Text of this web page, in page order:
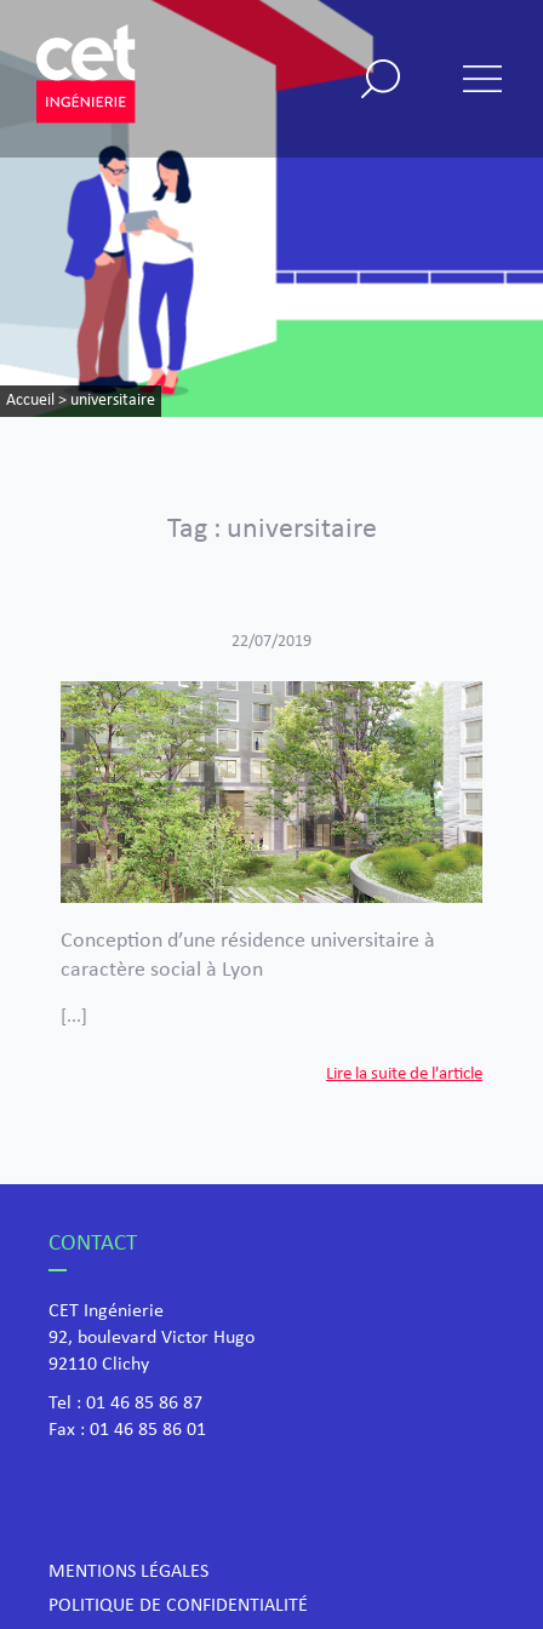
Accueil > universitaire
Tag : universitaire
22/07/2019
Conception d’une résidence universitaire à
caractère social à Lyon
[...]
Lire la suite de l'article
CONTACT
CET Ingénierie
92, boulevard Victor Hugo
​92110 Clichy
Tel : 01 46 85 86 87
Fax : 01 46 85 86 01
MENTIONS LÉGALES
POLITIQUE DE CONFIDENTIALITÉ